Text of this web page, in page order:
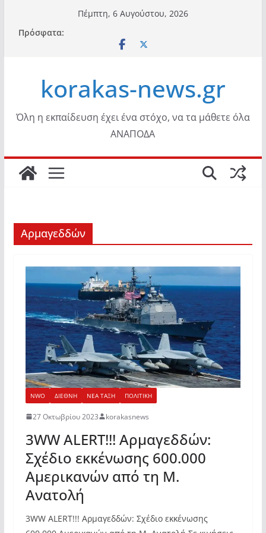
περιεχόμενο
Πέμπτη, 6 Αυγούστου, 2026
Πρόσφατα:
korakas-news.gr
Όλη η εκπαίδευση έχει ένα στόχο, να τα μάθετε όλα
ΑΝΑΠΟΔΑ
Αρμαγεδδών
NWO ΔΙΕΘΝΗ ΝΕΑ ΤΑΞΗ ΠΟΛΙΤΙΚΗ
27 Οκτωβρίου 2023 korakasnews
3WW ALERT!!! Αρμαγεδδών:
Σχέδιο εκκένωσης 600.000
Αμερικανών από τη Μ.
Ανατολή
3WW ALERT!!! Αρμαγεδδών: Σχέδιο εκκένωσης